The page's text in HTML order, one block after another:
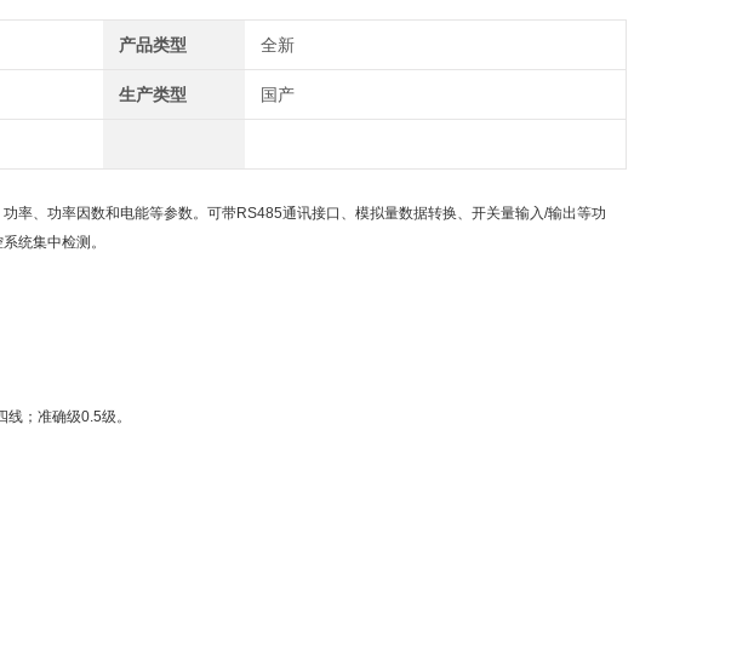
产品类型 全新
生产类型 国产
率、功率因数和电能等参数。可带RS485通讯接口、模拟量数据转换、开关量输入/输出等功
统集中检测。
；准确级0.5级。